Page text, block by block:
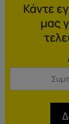
Κάντε
μας